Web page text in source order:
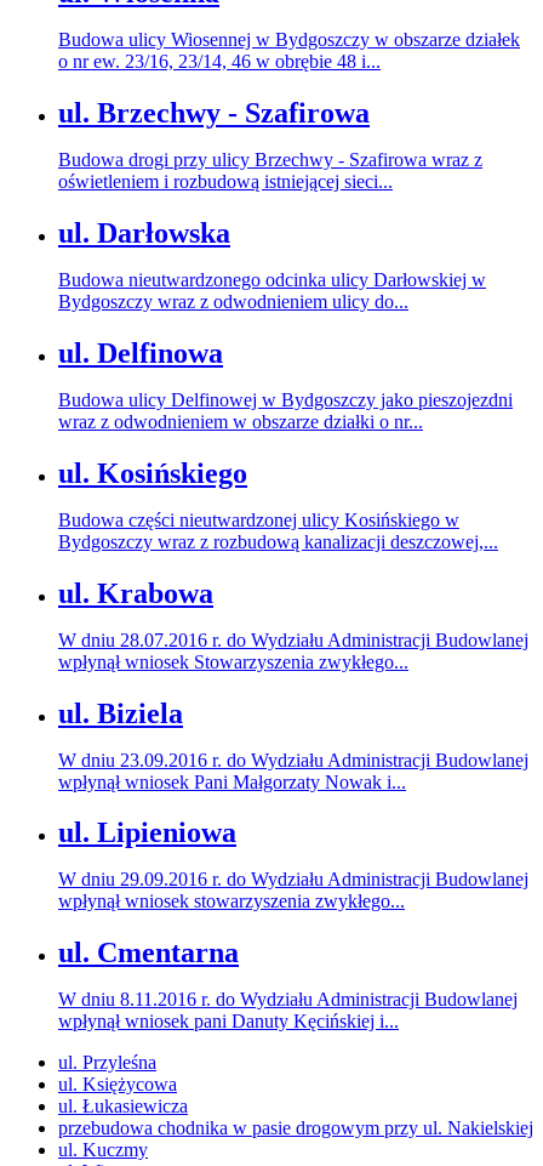
Budowa ulicy Wiosennej w Bydgoszczy w obszarze działek
o nr ew. 23/16, 23/14, 46 w obrębie 48 i...
ul. Brzechwy - Szafirowa
Budowa drogi przy ulicy Brzechwy - Szafirowa wraz z
oświetleniem i rozbudową istniejącej sieci...
ul. Darłowska
Budowa nieutwardzonego odcinka ulicy Darłowskiej w
Bydgoszczy wraz z odwodnieniem ulicy do...
ul. Delfinowa
Budowa ulicy Delfinowej w Bydgoszczy jako pieszojezdni
wraz z odwodnieniem w obszarze działki o nr...
ul. Kosińskiego
Budowa części nieutwardzonej ulicy Kosińskiego w
Bydgoszczy wraz z rozbudową kanalizacji deszczowej,...
ul. Krabowa
W dniu 28.07.2016 r. do Wydziału Administracji Budowlanej
wpłynął wniosek Stowarzyszenia zwykłego...
ul. Biziela
W dniu 23.09.2016 r. do Wydziału Administracji Budowlanej
wpłynął wniosek Pani Małgorzaty Nowak i...
ul. Lipieniowa
W dniu 29.09.2016 r. do Wydziału Administracji Budowlanej
wpłynął wniosek stowarzyszenia zwykłego...
ul. Cmentarna
W dniu 8.11.2016 r. do Wydziału Administracji Budowlanej
wpłynął wniosek pani Danuty Kęcińskiej i...
ul. Przyleśna
ul. Księżycowa
ul. Łukasiewicza
przebudowa chodnika w pasie drogowym przy ul. Nakielskiej
ul. Kuczmy